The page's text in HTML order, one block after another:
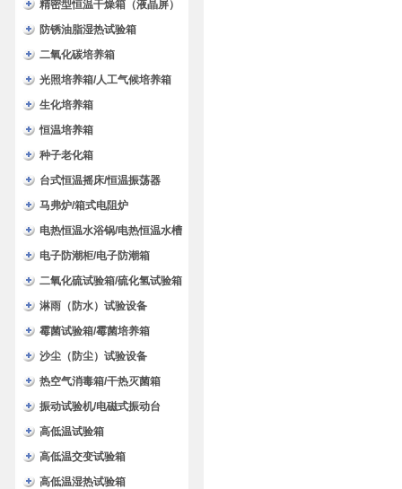
精密型恒温干燥箱（液晶屏）
防锈油脂湿热试验箱
二氧化碳培养箱
光照培养箱/人工气候培养箱
生化培养箱
恒温培养箱
种子老化箱
台式恒温摇床/恒温振荡器
马弗炉/箱式电阻炉
电热恒温水浴锅/电热恒温水槽
电子防潮柜/电子防潮箱
二氧化硫试验箱/硫化氢试验箱
淋雨（防水）试验设备
霉菌试验箱/霉菌培养箱
沙尘（防尘）试验设备
热空气消毒箱/干热灭菌箱
振动试验机/电磁式振动台
高低温试验箱
高低温交变试验箱
高低温湿热试验箱